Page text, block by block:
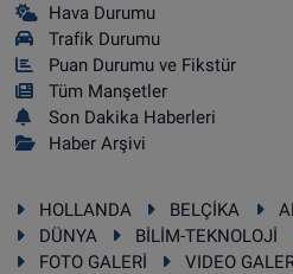
Hava Durumu
Trafik Durumu
Puan Durumu ve Fikstür
Tüm Manşetler
Son Dakika Haberleri
Haber Arşivi
HOLLANDA BELÇİKA
DÜNYA
BİLİM-TEKNOLOJİ
FOTO GALERİ
VIDEO